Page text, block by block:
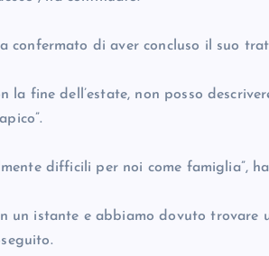
confermato di aver concluso il suo
la fine dell’estate, non posso
difficili per noi come famiglia”,
un istante e abbiamo dovuto trovare